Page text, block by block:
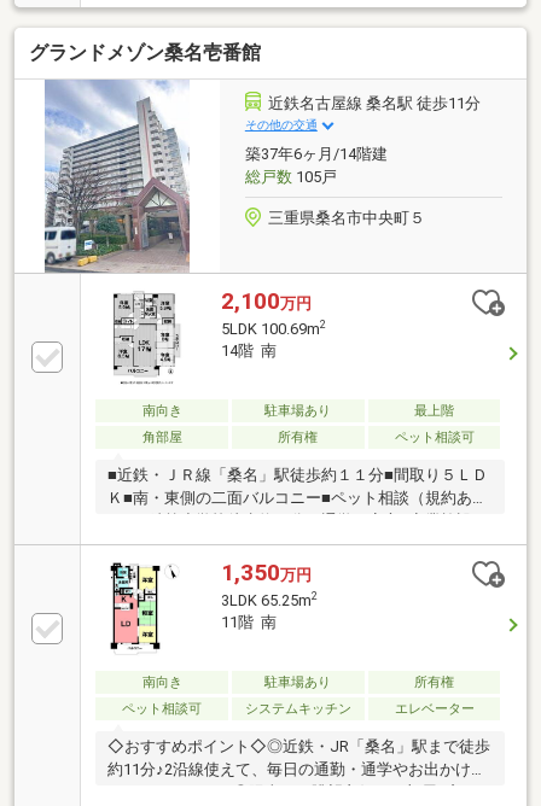
グランドメゾン桑名壱番館
近鉄名古屋線 桑名駅 徒歩11分
その他の交通
築37年6ヶ月/14階建
総戸数105戸
三重県桑名市中央町５
2,100万円
5LDK 100.69m2
14階 南
南向き 駐車場あり
最上階
角部屋
所有権 ペット相談可
■近鉄・ＪＲ線「桑名」駅徒歩約１１分■間取り５ＬＤ
Ｋ■南・東側の二面バルコニー■ペット相談（規約あ
市役所など周辺施設充実で便利な立地
1,350万円
3LDK 65.25m2
11階 南
南向き 駐車場あり
所有権
ペット相談可
システムキッチン エレベーター
◇おすすめポイント◇◎近鉄・JR「桑名」駅まで徒歩
約11分♪2沿線使えて、毎日の通勤・通学やお出かけも